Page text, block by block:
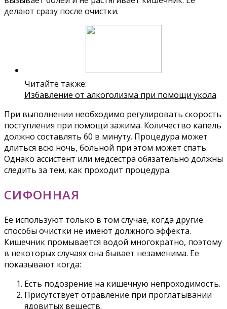
делают сразу после очистки.
Читайте также:
Избавление от алкоголизма при помощи укола
При выполнении необходимо регулировать скорость
поступления при помощи зажима. Количество капель
должно составлять 60 в минуту. Процедура может
длиться всю ночь, больной при этом может спать.
Однако ассистент или медсестра обязательно должны
следить за тем, как проходит процедура.
СИФОННАЯ
Ее используют только в том случае, когда другие
способы очистки не имеют должного эффекта.
Кишечник промывается водой многократно, поэтому
в некоторых случаях она бывает незаменима. Ее
показывают когда:
Есть подозрение на кишечную непроходимость.
Присутствует отравление при проглатывании
ядовитых веществ.